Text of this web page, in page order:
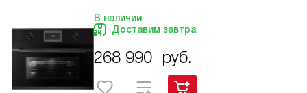
В наличии
Доставим завтра
268 990 руб.